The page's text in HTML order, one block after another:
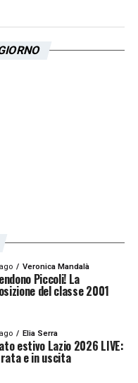
Veronica Mandalà
Piccoli! La
del classe 2001
Elia Serra
estivo Lazio 2026 LIVE:
e in uscita